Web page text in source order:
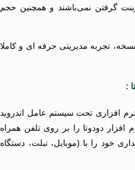
گرفتن نمی‌باشند و همچنین حجم
تجربه مدیریتی حرفه ای و کاملا
:
نرم افزاری تحت سیستم عامل اندروید
افزار دودوتا را بر روی تلفن همراه
خود را با (موبایل، تبلت، دستگاه